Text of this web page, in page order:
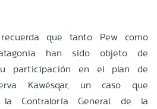
que tanto Pew como
han sido objeto de
participación en el plan de
Kawésqar, un caso que
la Contraloría General de la